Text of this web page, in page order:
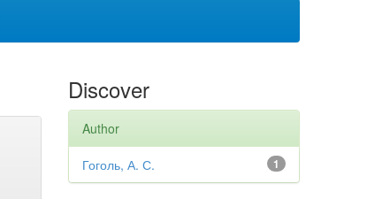
Discover
Author
1
Гоголь, А. С.